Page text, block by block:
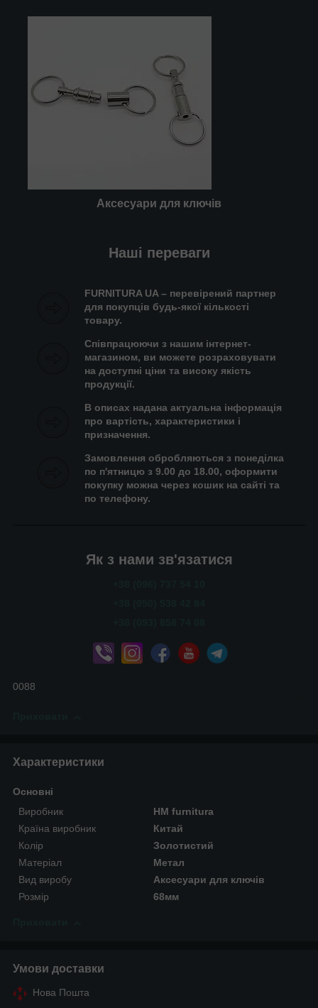
Аксесуари для ключів
Наші переваги
FURNITURA UA – перевірений партнер
для покупців будь-якої кількості
товару.
Співпрацюючи з нашим інтернет-
магазином, ви можете розраховувати
на доступні ціни та високу якість
продукції.
В описах надана актуальна інформація
про вартість, характеристики і
призначення.
Замовлення обробляються з понеділка
по п'ятницю з 9.00 до 18.00, оформити
покупку можна через кошик на сайті та
по телефону.
Як з нами зв'язатися
0088
Характеристики
Основні
Виробник
HM furnitura
Країна виробник
Китай
Колір
Золотистий
Матеріал
Метал
Вид виробу
Аксесуари для ключів
Розмір
68мм
Умови доставки
Нова Пошта